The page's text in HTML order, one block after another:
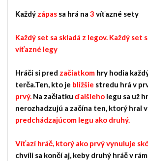
Každý zápas sa hrá na 3 víťazné sety
Každý set sa skladá z legov. Každý set
víťazné legy
Hráči si pred začiatkom hry hodia
terča.Ten, kto je bližšie stredu hrá v
prvý. Na začiatku ďalšieho legu sa už
nerozhadzujú a začína ten, ktorý hral v
predchádzajúcom legu ako druhý.
Víťazí hráč, ktorý ako prvý vynuluje
chvíli sa končí aj, keby druhý hráč v